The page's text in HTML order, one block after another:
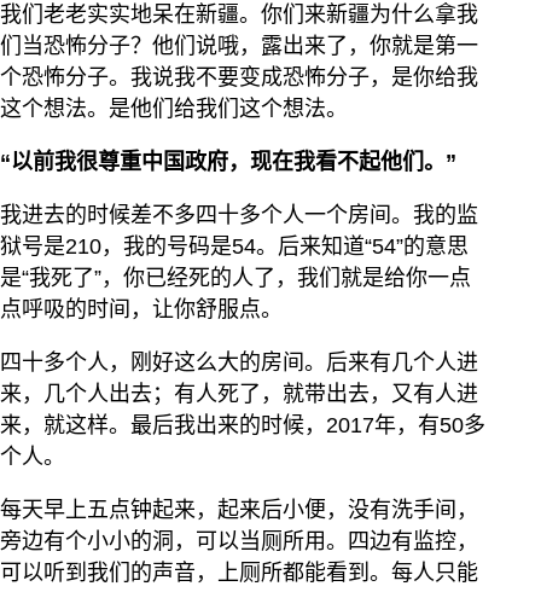
我们老老实实地呆在新疆。你们来新疆为什么拿我
们当恐怖分子？他们说哦，露出来了，你就是第一
个恐怖分子。我说我不要变成恐怖分子，是你给我
这个想法。是他们给我们这个想法。
“以前我很尊重中国政府，现在我看不起他们。”
我进去的时候差不多四十多个人一个房间。我的监
狱号是210，我的号码是54。后来知道“54”的意思
是“我死了”，你已经死的人了，我们就是给你一点
点呼吸的时间，让你舒服点。
四十多个人，刚好这么大的房间。后来有几个人进
来，几个人出去；有人死了，就带出去，又有人进
来，就这样。最后我出来的时候，2017年，有50多
个人。
每天早上五点钟起来，起来后小便，没有洗手间，
旁边有个小小的洞，可以当厕所用。四边有监控，
可以听到我们的声音，上厕所都能看到。每人只能